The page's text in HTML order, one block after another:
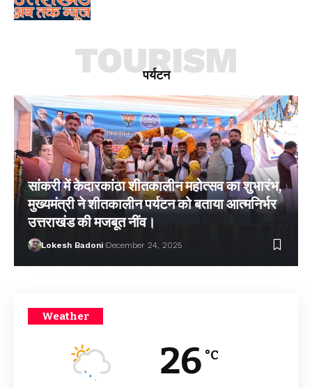
पर्यटन
TOURISM
सांकरी में केदारकांठा शीतकालीन महोत्सव का शुभारंभ,
मुख्यमंत्री ने शीतकालीन पर्यटन को बताया आत्मनिर्भर
उत्तराखंड की मजबूत नींव।
Lokesh Badoni December 24, 2025
Weather
26 °C